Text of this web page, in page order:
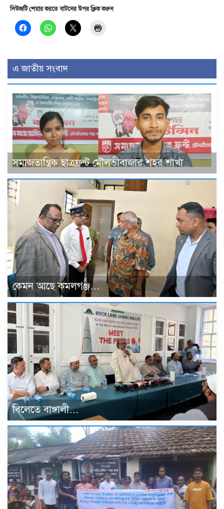
নিউজটি শেয়ার করতে বাটনের উপর ক্লিক করুন
এ জাতীয় সংবাদ
সমাজতান্ত্রিক ছাত্রফ্রন্ট মৌলভীবাজার শহর শাখা
কেমন আছে কমলগঞ্জ…
বিলেতে বাঙ্গালী…